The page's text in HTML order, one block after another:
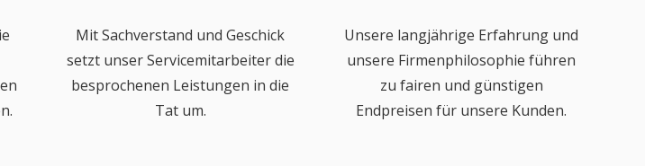
Mit Sachverstand und Geschick
setzt unser Servicemitarbeiter die
besprochenen Leistungen in die
Tat um.
Unsere langjährige Erfahrung und
unsere Firmenphilosophie führen
zu fairen und günstigen
Endpreisen für unsere Kunden.